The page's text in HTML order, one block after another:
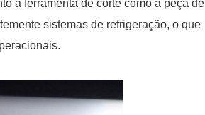
a ferramenta de corte como a peça de
sistemas de refrigeração, o que